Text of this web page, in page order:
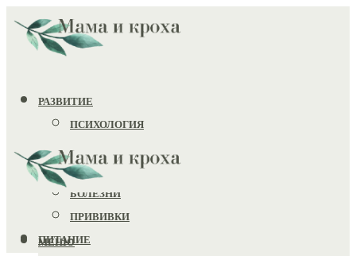
РАЗВИТИЕ
ПСИХОЛОГИЯ
ИГРУШКИ
ЗДОРОВЬЕ
БОЛЕЗНИ
ПРИВИВКИ
ПИТАНИЕ
МЕНЮ